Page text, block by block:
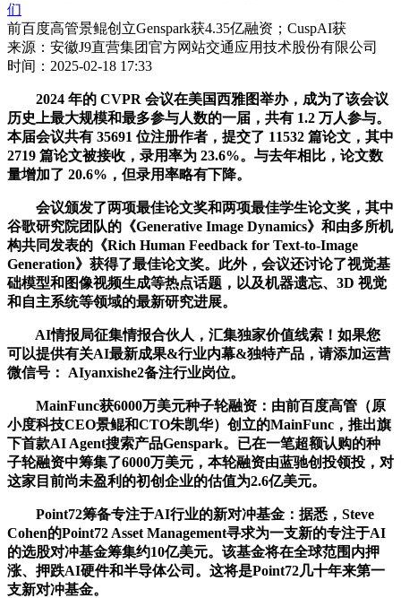
们
前百度高管景鲲创立Genspark获4.35亿融资；CuspAI获
来源：安徽J9直营集团官方网站交通应用技术股份有限公司
时间：2025-02-18 17:33
2024 年的 CVPR 会议在美国西雅图举办，成为了该会议
历史上最大规模和最多参与人数的一届，共有 1.2 万人参与。
本届会议共有 35691 位注册作者，提交了 11532 篇论文，其中
2719 篇论文被接收，录用率为 23.6%。与去年相比，论文数
量增加了 20.6%，但录用率略有下降。
会议颁发了两项最佳论文奖和两项最佳学生论文奖，其中
谷歌研究院团队的《Generative Image Dynamics》和由多所机
构共同发表的《Rich Human Feedback for Text-to-Image
Generation》获得了最佳论文奖。此外，会议还讨论了视觉基
础模型和图像视频生成等热点话题，以及机器遗忘、3D 视觉
和自主系统等领域的最新研究进展。
AI情报局征集情报合伙人，汇集独家价值线索！如果您
可以提供有关AI最新成果&行业内幕&独特产品，请添加运营
微信号： AIyanxishe2备注行业岗位。
MainFunc获6000万美元种子轮融资：由前百度高管（原
小度科技CEO景鲲和CTO朱凯华）创立的MainFunc，推出旗
下首款AI Agent搜索产品Genspark。已在一笔超额认购的种
子轮融资中筹集了6000万美元，本轮融资由蓝驰创投领投，对
这家目前尚未盈利的初创企业的估值为2.6亿美元。
Point72筹备专注于AI行业的新对冲基金：据悉，Steve
Cohen的Point72 Asset Management寻求为一支新的专注于AI
的选股对冲基金筹集约10亿美元。该基金将在全球范围内押
涨、押跌AI硬件和半导体公司。这将是Point72几十年来第一
支新对冲基金。